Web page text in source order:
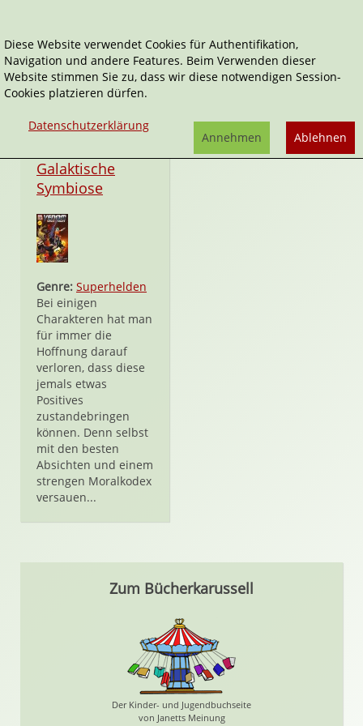
Venom - Space Knight
Galaktische
Symbiose
Genre: Superhelden
Bei einigen
Charakteren hat man
für immer die
Hoffnung darauf
verloren, dass diese
jemals etwas
Positives
zustandebringen
können. Denn selbst
mit den besten
Absichten und einem
strengen Moralkodex
versauen...
Zum Bücherkarussell
Der Kinder- und Jugendbuchseite
von Janetts Meinung
Diese Website verwendet Cookies für Authentifikation,
Navigation und andere Features. Beim Verwenden dieser
Website stimmen Sie zu, dass wir diese notwendigen Session-
Cookies platzieren dürfen.
Datenschutzerklärung
Ablehnen
Annehmen